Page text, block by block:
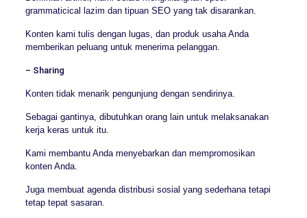
grammaticical lazim dan tipuan SEO yang tak disarankan.
Konten kami tulis dengan lugas, dan produk usaha Anda
memberikan peluang untuk menerima pelanggan.
– Sharing
Konten tidak menarik pengunjung dengan sendirinya.
Sebagai gantinya, dibutuhkan orang lain untuk melaksanakan
kerja keras untuk itu.
Kami membantu Anda menyebarkan dan mempromosikan
konten Anda.
Juga membuat agenda distribusi sosial yang sederhana tetapi
tetap tepat sasaran.